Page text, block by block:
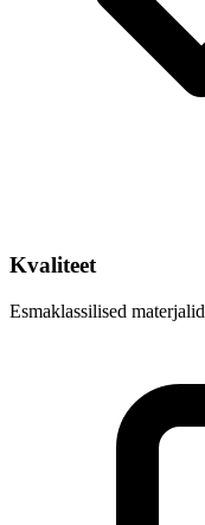
Kvaliteet
Esmaklassilised materjalid